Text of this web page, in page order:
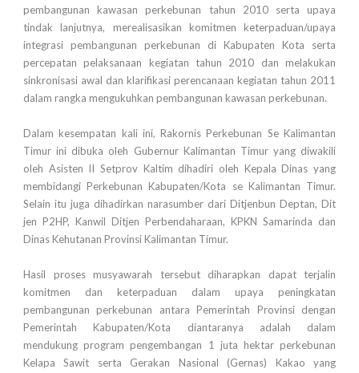
pembangunan kawasan perkebunan tahun 2010 serta upaya
tindak lanjutnya, merealisasikan komitmen keterpaduan/upaya
integrasi pembangunan perkebunan di Kabupaten Kota serta
percepatan pelaksanaan kegiatan tahun 2010 dan melakukan
sinkronisasi awal dan klarifikasi perencanaan kegiatan tahun 2011
dalam rangka mengukuhkan pembangunan kawasan perkebunan.
Dalam kesempatan kali ini, Rakornis Perkebunan Se Kalimantan
Timur ini dibuka oleh Gubernur Kalimantan Timur yang diwakili
oleh Asisten II Setprov Kaltim dihadiri oleh Kepala Dinas yang
membidangi Perkebunan Kabupaten/Kota se Kalimantan Timur.
Selain itu juga dihadirkan narasumber dari Ditjenbun Deptan, Dit
jen P2HP, Kanwil Ditjen Perbendaharaan, KPKN Samarinda dan
Dinas Kehutanan Provinsi Kalimantan Timur.
Hasil proses musyawarah tersebut diharapkan dapat terjalin
komitmen dan keterpaduan dalam upaya peningkatan
pembangunan perkebunan antara Pemerintah Provinsi dengan
Pemerintah Kabupaten/Kota diantaranya adalah dalam
mendukung program pengembangan 1 juta hektar perkebunan
Kelapa Sawit serta Gerakan Nasional (Gernas) Kakao yang